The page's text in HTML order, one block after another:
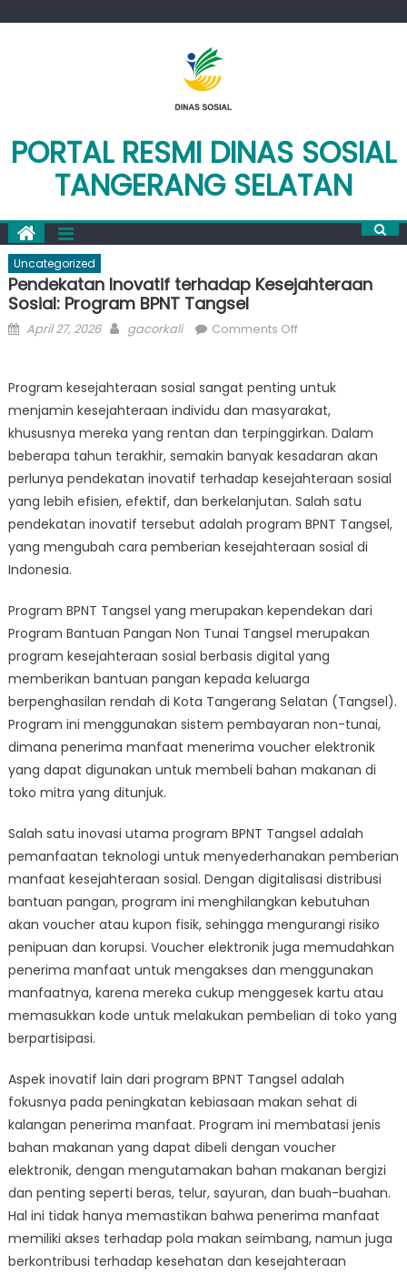
PORTAL RESMI DINAS SOSIAL
TANGERANG SELATAN
Uncategorized
Pendekatan Inovatif terhadap Kesejahteraan
Sosial: Program BPNT Tangsel
Posted
April 27, 2026 Author
gacorkali Comments Offon
terhadap
Kesejahteraan
Sosial:
Program
BPNT
Tangsel
Program kesejahteraan sosial sangat penting untuk
menjamin kesejahteraan individu dan masyarakat,
khususnya mereka yang rentan dan terpinggirkan. Dalam
beberapa tahun terakhir, semakin banyak kesadaran akan
perlunya pendekatan inovatif terhadap kesejahteraan sosial
yang lebih efisien, efektif, dan berkelanjutan. Salah satu
pendekatan inovatif tersebut adalah program BPNT Tangsel,
yang mengubah cara pemberian kesejahteraan sosial di
Indonesia.
Program BPNT Tangsel yang merupakan kependekan dari
Program Bantuan Pangan Non Tunai Tangsel merupakan
program kesejahteraan sosial berbasis digital yang
memberikan bantuan pangan kepada keluarga
berpenghasilan rendah di Kota Tangerang Selatan (Tangsel).
Program ini menggunakan sistem pembayaran non-tunai,
dimana penerima manfaat menerima voucher elektronik
yang dapat digunakan untuk membeli bahan makanan di
toko mitra yang ditunjuk.
Salah satu inovasi utama program BPNT Tangsel adalah
pemanfaatan teknologi untuk menyederhanakan pemberian
manfaat kesejahteraan sosial. Dengan digitalisasi distribusi
bantuan pangan, program ini menghilangkan kebutuhan
akan voucher atau kupon fisik, sehingga mengurangi risiko
penipuan dan korupsi. Voucher elektronik juga memudahkan
penerima manfaat untuk mengakses dan menggunakan
manfaatnya, karena mereka cukup menggesek kartu atau
memasukkan kode untuk melakukan pembelian di toko yang
berpartisipasi.
Aspek inovatif lain dari program BPNT Tangsel adalah
fokusnya pada peningkatan kebiasaan makan sehat di
kalangan penerima manfaat. Program ini membatasi jenis
bahan makanan yang dapat dibeli dengan voucher
elektronik, dengan mengutamakan bahan makanan bergizi
dan penting seperti beras, telur, sayuran, dan buah-buahan.
Hal ini tidak hanya memastikan bahwa penerima manfaat
memiliki akses terhadap pola makan seimbang, namun juga
berkontribusi terhadap kesehatan dan kesejahteraan